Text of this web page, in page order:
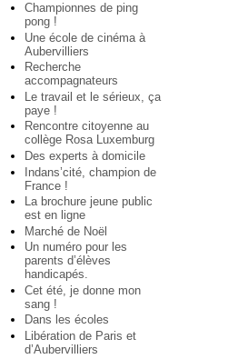
Championnes de ping
pong !
Une école de cinéma à
Aubervilliers
Recherche
accompagnateurs
Le travail et le sérieux, ça
paye !
Rencontre citoyenne au
collège Rosa Luxemburg
Des experts à domicile
Indans’cité, champion de
France !
La brochure jeune public
est en ligne
Marché de Noël
Un numéro pour les
parents d’élèves
handicapés.
Cet été, je donne mon
sang !
Dans les écoles
Libération de Paris et
d’Aubervilliers